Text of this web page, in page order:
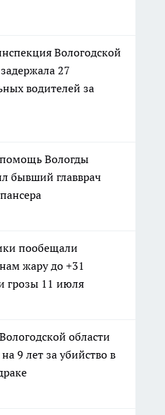
Вологодской
27
водителей за
Вологды
бывший главврач
пообещали
жару до +31
грозы 11 июля
области
9 лет за убийство в